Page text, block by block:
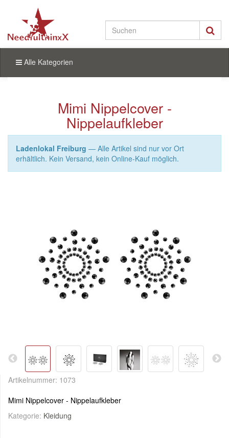
Alle Kategorien
Mimi Nippelcover -
Nippelaufkleber
Ladenlokal Freiburg — Alle Artikel sind nur vor Ort
erhältlich. Kein Versand, kein Online-Kauf möglich.
Artikelnummer: 1073
Mimi Nippelcover - Nippelaufkleber
Kategorie: Kleidung